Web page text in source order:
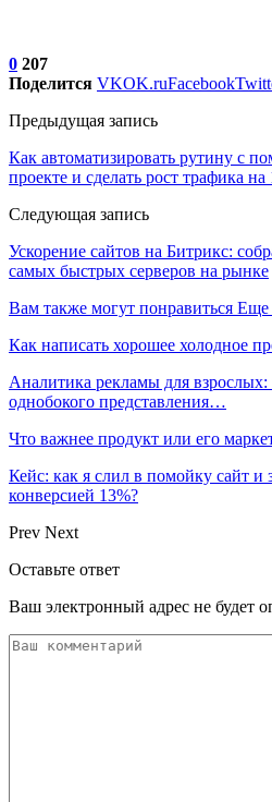
0 207
Поделится VKOK.ruFacebook
Предыдущая запись
Как автоматизировать рутину с
проекте и сделать рост трафика на
Следующая запись
Ускорение сайтов на Битрикс:
самых быстрых серверов на рынке
Вам также могут понравиться Еще
Как написать хорошее холодное
Аналитика рекламы для взрослых:
однобокого представления…
Что важнее продукт или его
Кейс: как я слил в помойку сайт и
конверсией 13%?
Prev Next
Оставьте ответ
Ваш электронный адрес не будет